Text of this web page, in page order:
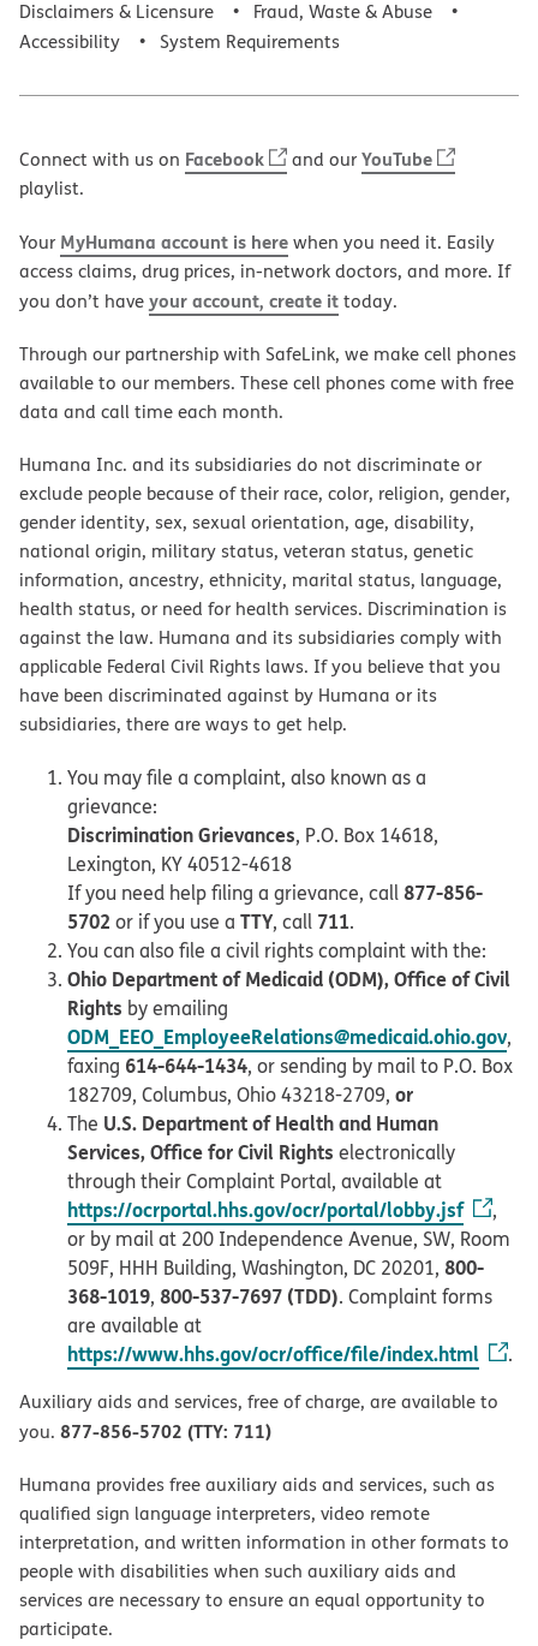
Disclaimers & Licensure
Fraud, Waste & Abuse
Accessibility
System Requirements
Connect with us on Facebook and ourYouTube
playlist.
Your MyHumana account is herewhen you need it. Easily
access claims, drug prices, in-network doctors, and more. If
you don’t haveyour account, create ittoday.
Through our partnership with SafeLink, we make cell phones
available to our members. These cell phones come with free
data and call time each month.
Humana Inc. and its subsidiaries do not discriminate or
exclude people because of their race, color, religion, gender,
gender identity, sex, sexual orientation, age, disability,
national origin, military status, veteran status, genetic
information, ancestry, ethnicity, marital status, language,
health status, or need for health services. Discrimination is
against the law. Humana and its subsidiaries comply with
applicable Federal Civil Rights laws. If you believe that you
have been discriminated against by Humana or its
subsidiaries, there are ways to get help.
You may file a complaint, also known as a
grievance:
Discrimination Grievances, P.O. Box 14618,
Lexington, KY 40512-4618
If you need help filing a grievance, call877-856-
5702 or if you use a TTY, call 711.
You can also file a civil rights complaint with the:
Ohio Department of Medicaid (ODM), Office of Civil
Rights by emailing
ODM_EEO_EmployeeRelations@medicaid.ohio.gov,
faxing 614-644-1434, or sending by mail to P.O. Box
182709, Columbus, Ohio 43218-2709, or
The U.S. Department of Health and Human
Services, Office for Civil Rights electronically
through their Complaint Portal, available at
https://ocrportal.hhs.gov/ocr/portal/lobby.jsf
,
or by mail at 200 Independence Avenue, SW, Room
509F, HHH Building, Washington, DC 20201, 800-
368-1019, 800-537-7697 (TDD). Complaint forms
are available at
https://www.hhs.gov/ocr/office/file/index.html .
Auxiliary aids and services, free of charge, are available to
you. 877-856-5702 (TTY: 711)
Humana provides free auxiliary aids and services, such as
qualified sign language interpreters, video remote
interpretation, and written information in other formats to
people with disabilities when such auxiliary aids and
services are necessary to ensure an equal opportunity to
participate.